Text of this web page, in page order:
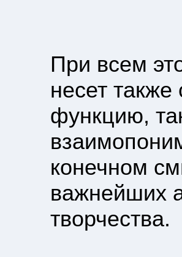
При всем
несет
функцию,
конечном
важнейших
творчества.